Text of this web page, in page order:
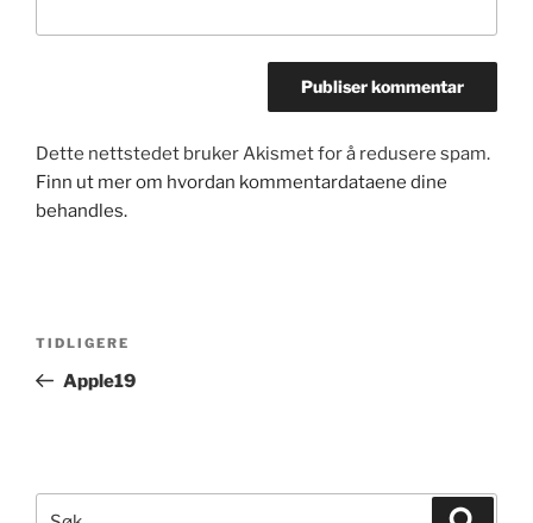
Dette nettstedet bruker Akismet for å redusere spam.
Finn ut mer om hvordan kommentardataene dine
behandles.
Forrige
innlegg
TIDLIGERE
Apple19